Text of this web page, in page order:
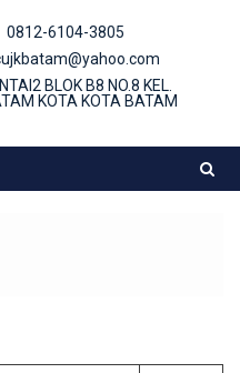
0812-6104-3805
BLOK B8 NO.8 KEL.
KOTA KOTA BATAM